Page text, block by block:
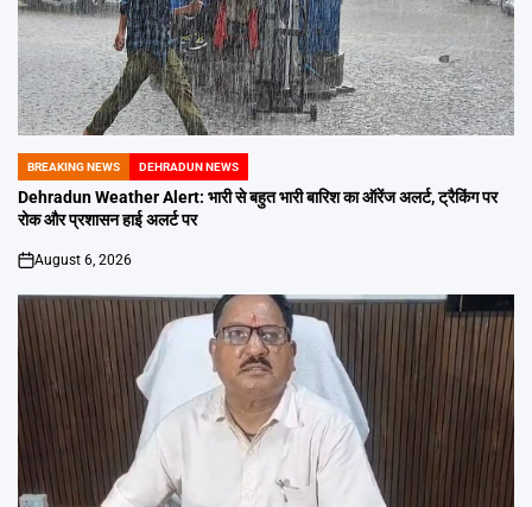
POSTED
IN
BREAKING NEWS DEHRADUN NEWS
Dehradun Weather Alert: भारी से बहुत भारी बारिश का ऑरेंज अलर्ट, ट्रैकिंग पर
रोक और प्रशासन हाई अलर्ट पर
on
August 6, 2026